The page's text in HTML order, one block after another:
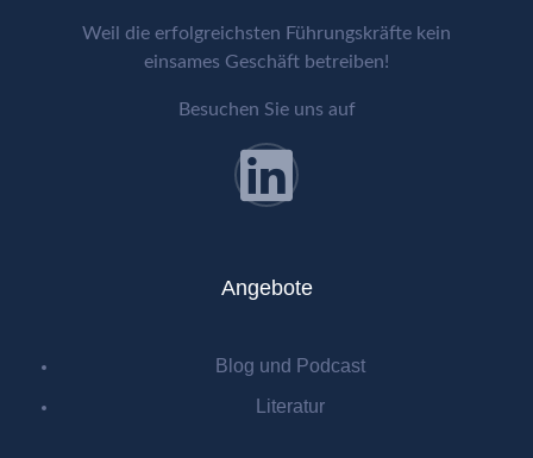
Weil die erfolgreichsten Führungskräfte kein
einsames Geschäft betreiben!
Besuchen Sie uns auf
Angebote
Blog und Podcast
Literatur